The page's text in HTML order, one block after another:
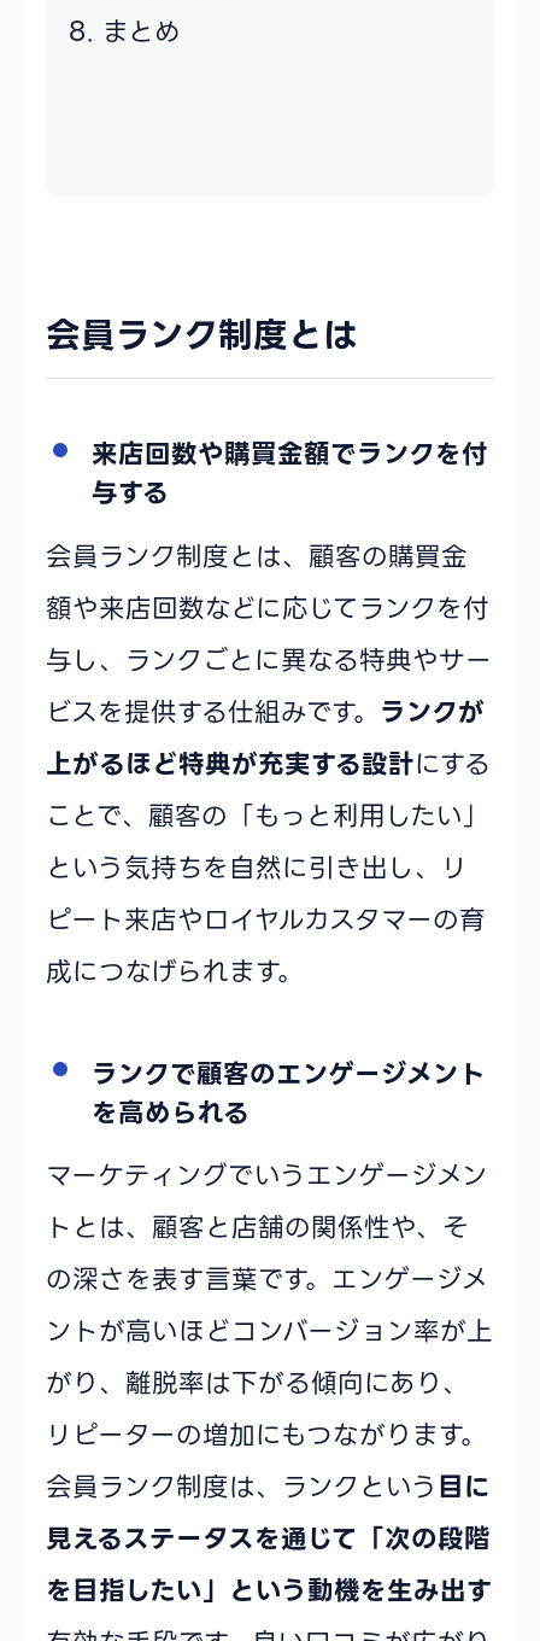
まとめ
会員ランク制度とは
来店回数や購買金額でランクを付
与する
会員ランク制度とは、顧客の購買金
額や来店回数などに応じてランクを付
与し、ランクごとに異なる特典やサー
ビスを提供する仕組みです。 ランクが
上がるほど特典が充実する設計にする
ことで、顧客の「もっと利用したい」
という気持ちを自然に引き出し、リ
ピート来店やロイヤルカスタマーの育
成につなげられます。
ランクで顧客のエンゲージメント
を高められる
マーケティングでいうエンゲージメン
トとは、顧客と店舗の関係性や、そ
の深さを表す言葉です。エンゲージメ
ントが高いほどコンバージョン率が上
がり、離脱率は下がる傾向にあり、
リピーターの増加にもつながります。
会員ランク制度は、ランクという目に
見えるステータスを通じて「次の段階
を目指したい」という動機を生み出す